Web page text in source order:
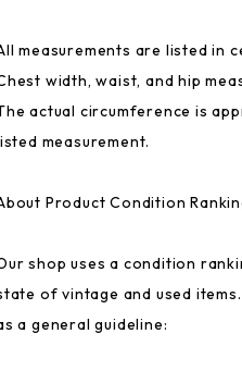
measurements are listed in
width, waist, and hip
actual circumference is
measurement.
Product Condition
shop uses a condition
of vintage and used
a general guideline: